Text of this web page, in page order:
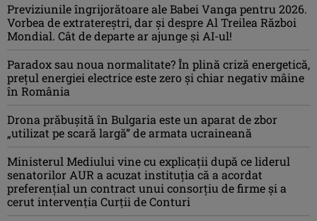
Previziunile îngrijorătoare ale Babei Vanga pentru 2026.
Vorbea de extratereștri, dar și despre Al Treilea Război
Mondial. Cât de departe ar ajunge și AI-ul!
Paradox sau noua normalitate? În plină criză energetică,
prețul energiei electrice este zero și chiar negativ mâine
în România
Drona prăbuşită în Bulgaria este un aparat de zbor
„utilizat pe scară largă” de armata ucraineană
Ministerul Mediului vine cu explicații după ce liderul
senatorilor AUR a acuzat instituția că a acordat
preferențial un contract unui consorțiu de firme și a
cerut intervenția Curții de Conturi